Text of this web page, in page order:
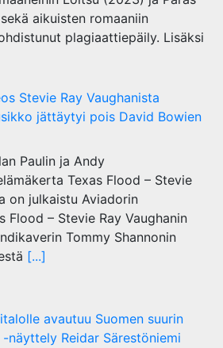
aikuisten romaaniin
plagiaattiepäily. Lisäksi
Stevie Ray Vaughanista
jättäytyi pois David Bowien
Paulin ja Andy
Texas Flood – Stevie
on julkaistu Aviadorin
Flood – Stevie Ray Vaughanin
Tommy Shannonin
[...]
avautuu Suomen suurin
näyttely Reidar Särestöniemi